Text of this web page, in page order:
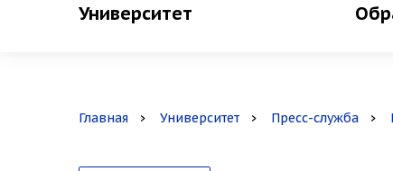
Университет
Главная Университет Пресс-служба